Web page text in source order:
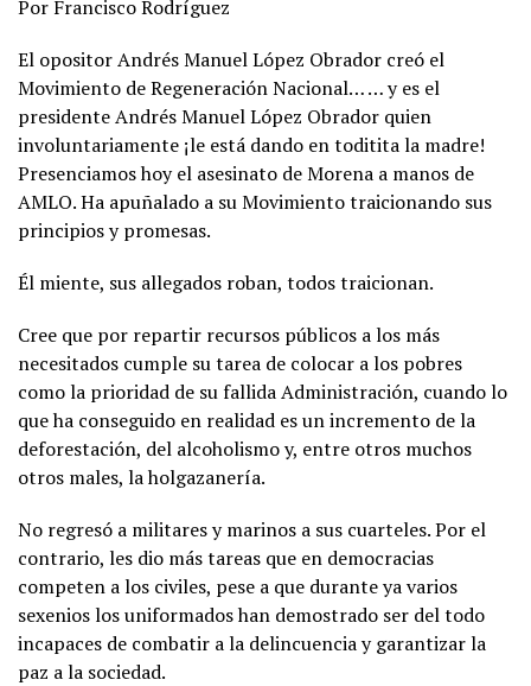
Por Francisco Rodríguez
El opositor Andrés Manuel López Obrador creó el
Movimiento de Regeneración Nacional… … y es el
presidente Andrés Manuel López Obrador quien
involuntariamente ¡le está dando en toditita la madre!
Presenciamos hoy el asesinato de Morena a manos de
AMLO. Ha apuñalado a su Movimiento traicionando sus
principios y promesas.
Él miente, sus allegados roban, todos traicionan.
Cree que por repartir recursos públicos a los más
necesitados cumple su tarea de colocar a los pobres
como la prioridad de su fallida Administración, cuando lo
que ha conseguido en realidad es un incremento de la
deforestación, del alcoholismo y, entre otros muchos
otros males, la holgazanería.
No regresó a militares y marinos a sus cuarteles. Por el
contrario, les dio más tareas que en democracias
competen a los civiles, pese a que durante ya varios
sexenios los uniformados han demostrado ser del todo
incapaces de combatir a la delincuencia y garantizar la
paz a la sociedad.